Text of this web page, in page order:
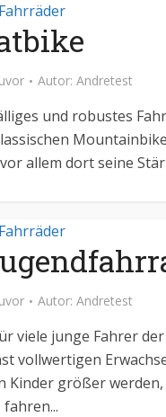
Fahrräder
Autor: Andretest
und robustes
allem dort seine
Fahrräder
Autor: Andretest
viele junge Fahrer
vollwertigen
Kinder größer
fahren...